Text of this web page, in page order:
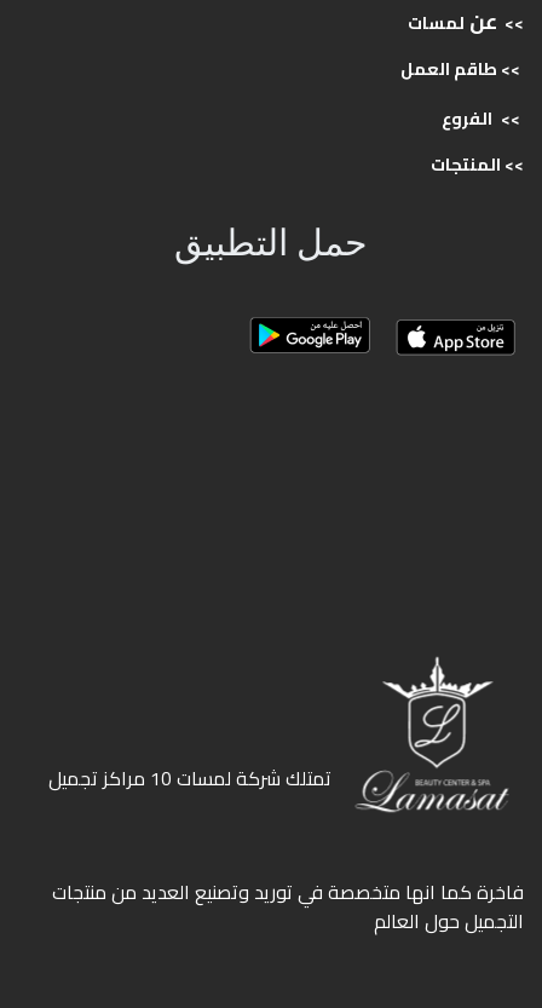
>> عن لمسات
>> طاقمالعمل
>> الفروع
>>المنتجات
حمل التطبيق
ﺗﻤﺘﻠﻚ ﺷﺮﻛﺔ ﻟﻤﺴﺎت 10 ﻣﺮاﻛﺰ ﺗﺠﻤﻴﻞ
ﻓﺎﺧﺮة كما انها ﻣﺘﺨﺼﺼﺔ ﻓﻲ ﺗﻮرﻳﺪ وﺗﺼﻨﻴﻊ اﻟﻌﺪﻳﺪ ﻣﻦ ﻣﻨﺘﺠﺎت
اﻟﺘﺠﻤﻴﻞ ﺣﻮل اﻟﻌﺎﻟﻢ